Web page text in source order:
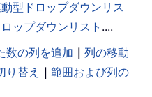
型ドロップダウンリス
ップダウンリスト ....
数の列を追加 ｜ 列の移動
り替え ｜ 範囲および列の